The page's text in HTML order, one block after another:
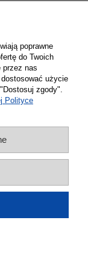
GSM DCS
629,00 zł
do koszyka
T1 6
poprawne
do Twoich
przez nas
użycie
zgody".
Polityce